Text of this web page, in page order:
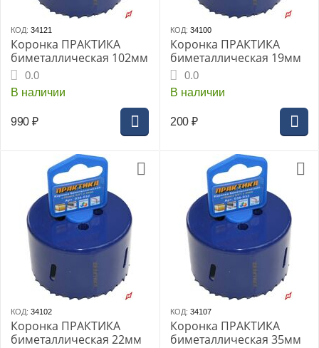
КОД: 34121
Коронка ПРАКТИКА
биметаллическая 102мм
0.0
В наличии
990 ₽
КОД: 34100
Коронка ПРАКТИКА
биметаллическая 19мм
0.0
В наличии
200 ₽
КОД: 34102
Коронка ПРАКТИКА
биметаллическая 22мм
КОД: 34107
Коронка ПРАКТИКА
биметаллическая 35мм